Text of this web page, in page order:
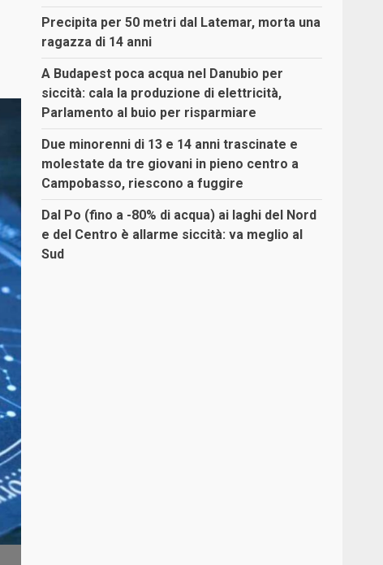
Precipita per 50 metri dal Latemar, morta una
ragazza di 14 anni
A Budapest poca acqua nel Danubio per
siccità: cala la produzione di elettricità,
Parlamento al buio per risparmiare
Due minorenni di 13 e 14 anni trascinate e
molestate da tre giovani in pieno centro a
Campobasso, riescono a fuggire
Dal Po (fino a -80% di acqua) ai laghi del Nord
e del Centro è allarme siccità: va meglio al
Sud